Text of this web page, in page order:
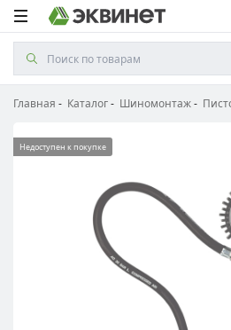
Главная Каталог Шиномонтаж
Недоступен к покупке